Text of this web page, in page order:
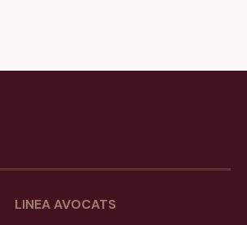
LINEA AVOCATS